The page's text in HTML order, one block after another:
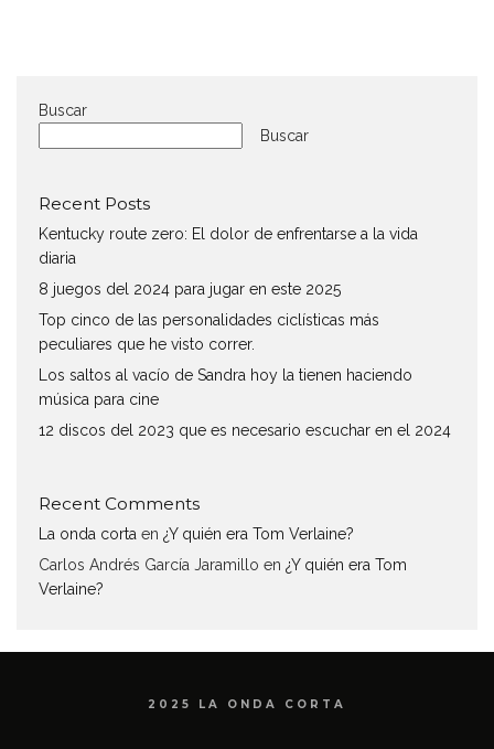
Buscar
Buscar
Recent Posts
Kentucky route zero: El dolor de enfrentarse a la vida
diaria
8 juegos del 2024 para jugar en este 2025
Top cinco de las personalidades ciclísticas más
peculiares que he visto correr.
Los saltos al vacío de Sandra hoy la tienen haciendo
música para cine
12 discos del 2023 que es necesario escuchar en el 2024
Recent Comments
La onda corta en ¿Y quién era Tom Verlaine?
Carlos Andrés García Jaramillo en ¿Y quién era Tom
Verlaine?
2025 LA ONDA CORTA